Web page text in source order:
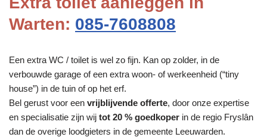
Warten: 085-7608808
Een extra WC / toilet is wel zo fijn. Kan op zolder, in de
verbouwde garage of een extra woon- of werkeenheid (“tiny
house”) in de tuin of op het erf.
Bel gerust voor een vrijblijvende offerte, door onze expertise
en specialisatie zijn wij tot 20 % goedkoper in de regio Fryslân
dan de overige loodgieters in de gemeente Leeuwarden.